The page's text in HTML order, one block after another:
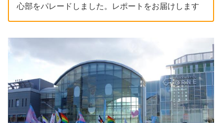
心部をパレードしました。レポートをお届けします